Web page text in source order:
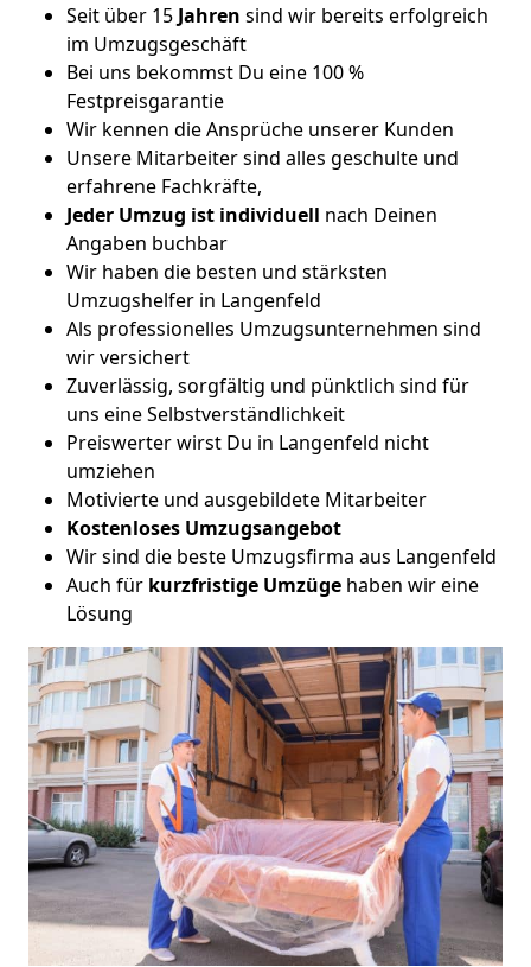
Seit über 15 Jahren sind wir bereits erfolgreich
im Umzugsgeschäft
Bei uns bekommst Du eine 100 %
Festpreisgarantie
Wir kennen die Ansprüche unserer Kunden
Unsere Mitarbeiter sind alles geschulte und
erfahrene Fachkräfte,
Jeder Umzug ist individuell nach Deinen
Angaben buchbar
Wir haben die besten und stärksten
Umzugshelfer in Langenfeld
Als professionelles Umzugsunternehmen sind
wir versichert
Zuverlässig, sorgfältig und pünktlich sind für
uns eine Selbstverständlichkeit
Preiswerter wirst Du in Langenfeld nicht
umziehen
Motivierte und ausgebildete Mitarbeiter
Kostenloses Umzugsangebot
Wir sind die beste Umzugsfirma aus Langenfeld
Auch für kurzfristige Umzüge haben wir eine
Lösung